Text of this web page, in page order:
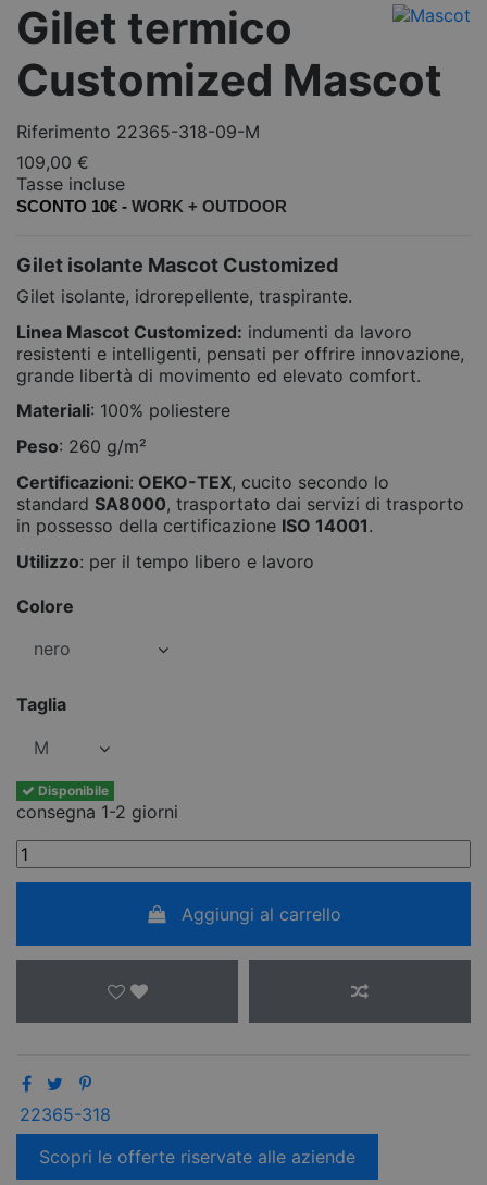
Gilet termico
Customized Mascot
Riferimento 22365-318-09-M
109,00 €
Tasse incluse
SCONTO 10€ - WORK + OUTDOOR
Gilet isolante Mascot Customized
Gilet isolante, idrorepellente, traspirante.
Linea Mascot Customized: indumenti da lavoro
resistenti e intelligenti, pensati per offrire innovazione,
grande libertà di movimento ed elevato comfort.
Materiali: 100% poliestere
Peso: 260 g/m²
Certificazioni: OEKO-TEX, cucito secondo lo
standard SA8000, trasportato dai servizi di trasporto
in possesso della certificazione ISO 14001.
Utilizzo: per il tempo libero e lavoro
Colore
Taglia
Disponibile
consegna 1-2 giorni
Aggiungi al carrello
22365-318
Scopri le offerte riservate alle aziende